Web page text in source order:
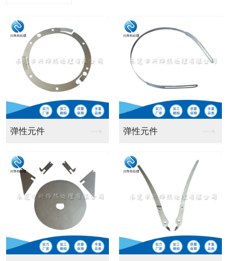
碳钢产品 五金弹片